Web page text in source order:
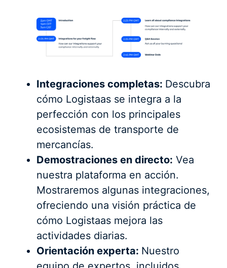
Integraciones completas: Descubra
cómo Logistaas se integra a la
perfección con los principales
ecosistemas de transporte de
mercancías.
Demostraciones en directo: Vea
nuestra plataforma en acción.
Mostraremos algunas integraciones,
ofreciendo una visión práctica de
cómo Logistaas mejora las
actividades diarias.
Orientación experta: Nuestro